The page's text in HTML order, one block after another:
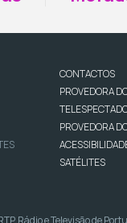
CONTACTOS
PROVEDORA
PROVEDORA
SATÉLITES
Rádio e Televisão de